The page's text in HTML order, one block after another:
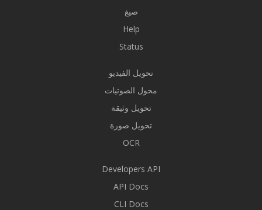
صيغ
Help
Status
تحويل الفيديو
محول الصوتيات
تحويل وثيقة
تحويل صورة
OCR
Developers API
API Docs
CLI Docs